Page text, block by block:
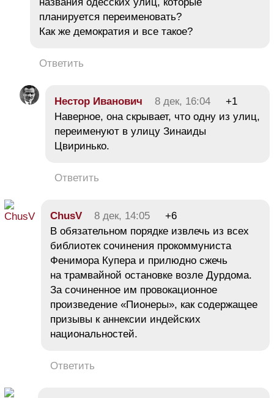
планируется переименовать?
Как же демократия и все такое?
Ответить
Нестор Иванович 8 дек, 16:04
+1
Наверное, она скрывает, что одну из улиц,
переименуют в улицу Зинаиды
Цвиринько.
Ответить
ChusV 8 дек, 14:05
+6
В обязательном порядке извлечь из всех
библиотек сочинения прокоммуниста
Фенимора Купера и прилюдно сжечь
на трамвайной остановке возле Дурдома.
За сочиненное им провокационное
произведение «Пионеры», как содержащее
призывы к аннексии индейских
национальностей.
Ответить